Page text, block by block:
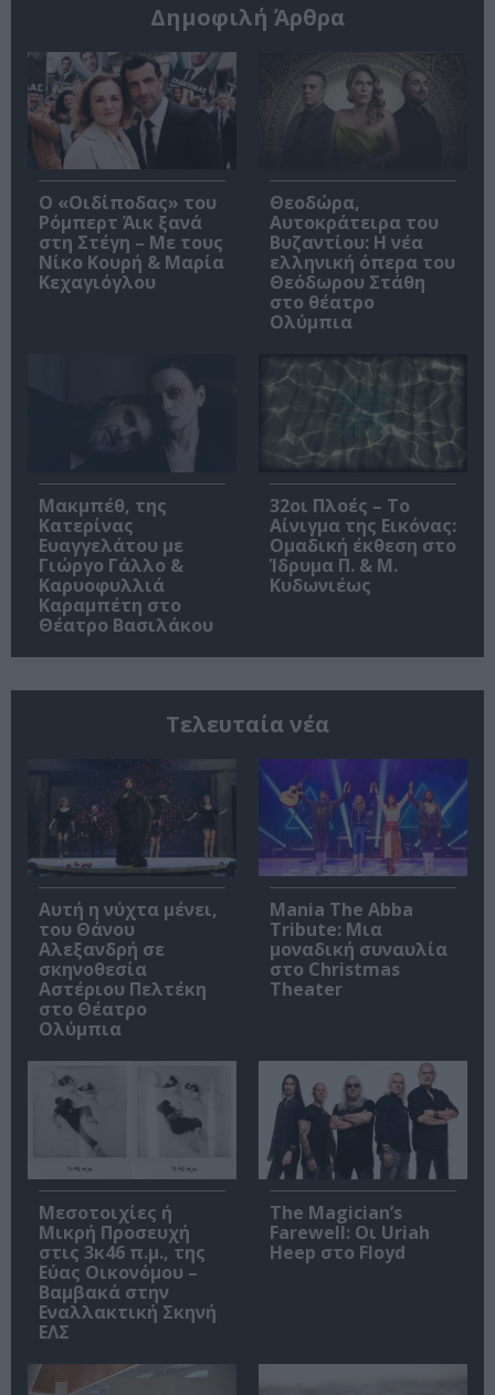
Δημοφιλή Άρθρα
O «Οιδίποδας» του
Ρόμπερτ Άικ ξανά
στη Στέγη – Με τους
Νίκο Κουρή & Μαρία
Κεχαγιόγλου
Θεοδώρα,
Αυτοκράτειρα του
Βυζαντίου: Η νέα
ελληνική όπερα του
Θεόδωρου Στάθη
στο θέατρο
Ολύμπια
Μακμπέθ, της
Κατερίνας
Ευαγγελάτου με
Γιώργο Γάλλο &
Καρυοφυλλιά
Καραμπέτη στο
Θέατρο Βασιλάκου
32οι Πλοές – Το
Αίνιγμα της Εικόνας:
Ομαδική έκθεση στο
Ίδρυμα Π. & Μ.
Κυδωνιέως
Τελευταία νέα
Αυτή η νύχτα μένει,
του Θάνου
Αλεξανδρή σε
σκηνοθεσία
Αστέριου Πελτέκη
στο Θέατρο
Ολύμπια
Mania The Abba
Tribute: Μια
μοναδική συναυλία
στο Christmas
Theater
Μεσοτοιχίες ή
Μικρή Προσευχή
στις 3κ46 π.μ., της
Εύας Οικονόμου –
Βαμβακά στην
Εναλλακτική Σκηνή
ΕΛΣ
The Magician’s
Farewell: Οι Uriah
Heep στο Floyd